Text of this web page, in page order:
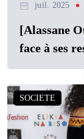
juil. 2025
[Alassane
face à ses
SOCIETE